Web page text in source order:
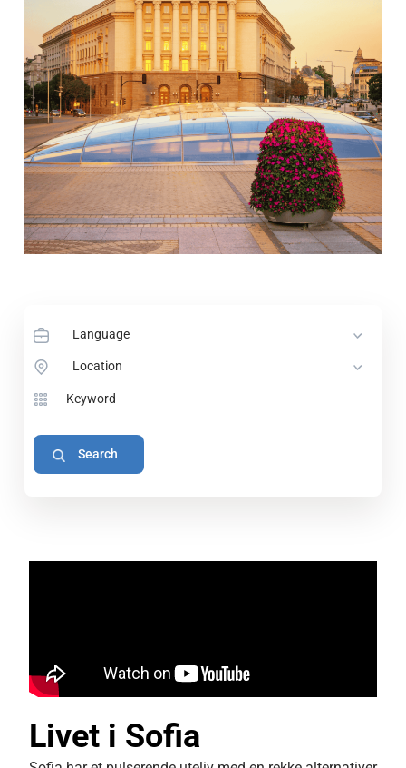
Language
Location
Livet i Sofia